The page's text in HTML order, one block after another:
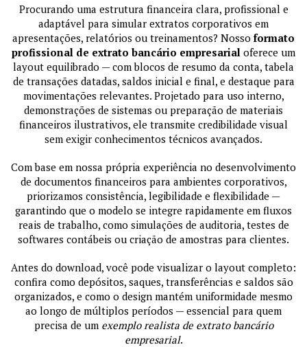
Procurando uma estrutura financeira clara, profissional e
adaptável para simular extratos corporativos em
apresentações, relatórios ou treinamentos? Nosso formato
profissional de extrato bancário empresarial oferece um
layout equilibrado — com blocos de resumo da conta, tabela
de transações datadas, saldos inicial e final, e destaque para
movimentações relevantes. Projetado para uso interno,
demonstrações de sistemas ou preparação de materiais
financeiros ilustrativos, ele transmite credibilidade visual
sem exigir conhecimentos técnicos avançados.
Com base em nossa própria experiência no desenvolvimento
de documentos financeiros para ambientes corporativos,
priorizamos consistência, legibilidade e flexibilidade —
garantindo que o modelo se integre rapidamente em fluxos
reais de trabalho, como simulações de auditoria, testes de
softwares contábeis ou criação de amostras para clientes.
Antes do download, você pode visualizar o layout completo:
confira como depósitos, saques, transferências e saldos são
organizados, e como o design mantém uniformidade mesmo
ao longo de múltiplos períodos — essencial para quem
precisa de um exemplo realista de extrato bancário
empresarial.